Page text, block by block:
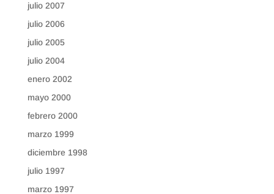
julio 2007
julio 2006
julio 2005
julio 2004
enero 2002
mayo 2000
febrero 2000
marzo 1999
diciembre 1998
julio 1997
marzo 1997